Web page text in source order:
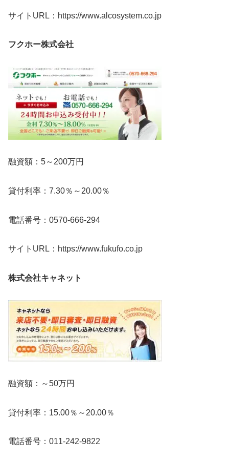
サイトURL：https://www.alcosystem.co.jp
フクホー株式会社
融資額：5～200万円
貸付利率：7.30％～20.00％
電話番号：0570-666-294
サイトURL：https://www.fukufo.co.jp
株式会社キャネット
融資額：～50万円
貸付利率：15.00％～20.00％
電話番号：011-242-9822